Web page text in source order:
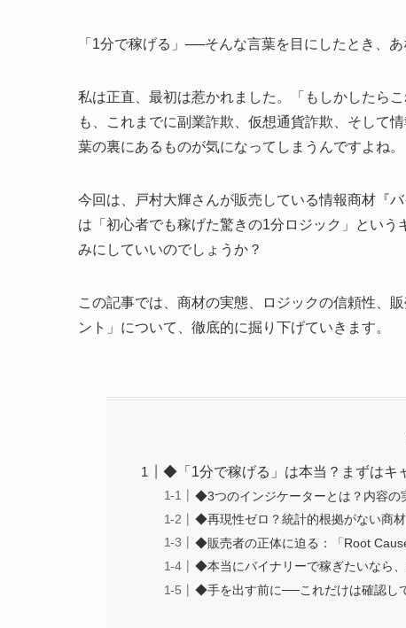
「1分で稼げる」──そんな言葉を目にしたとき、
私は正直、最初は惹かれました。「もしかしたら
も、これまでに副業詐欺、仮想通貨詐欺、そして
葉の裏にあるものが気になってしまうんですよね。
今回は、戸村大輝さんが販売している情報商材『
は「初心者でも稼げた驚きの1分ロジック」とい
みにしていいのでしょうか？
この記事では、商材の実態、ロジックの信頼性、
ント」について、徹底的に掘り下げていきます。
◆「1分で稼げる」は本当？まずはキ
◆3つのインジケーターとは？内容の
◆再現性ゼロ？統計的根拠がない商
◆販売者の正体に迫る：「Root
◆本当にバイナリーで稼ぎたいなら
◆手を出す前に──これだけは確認し